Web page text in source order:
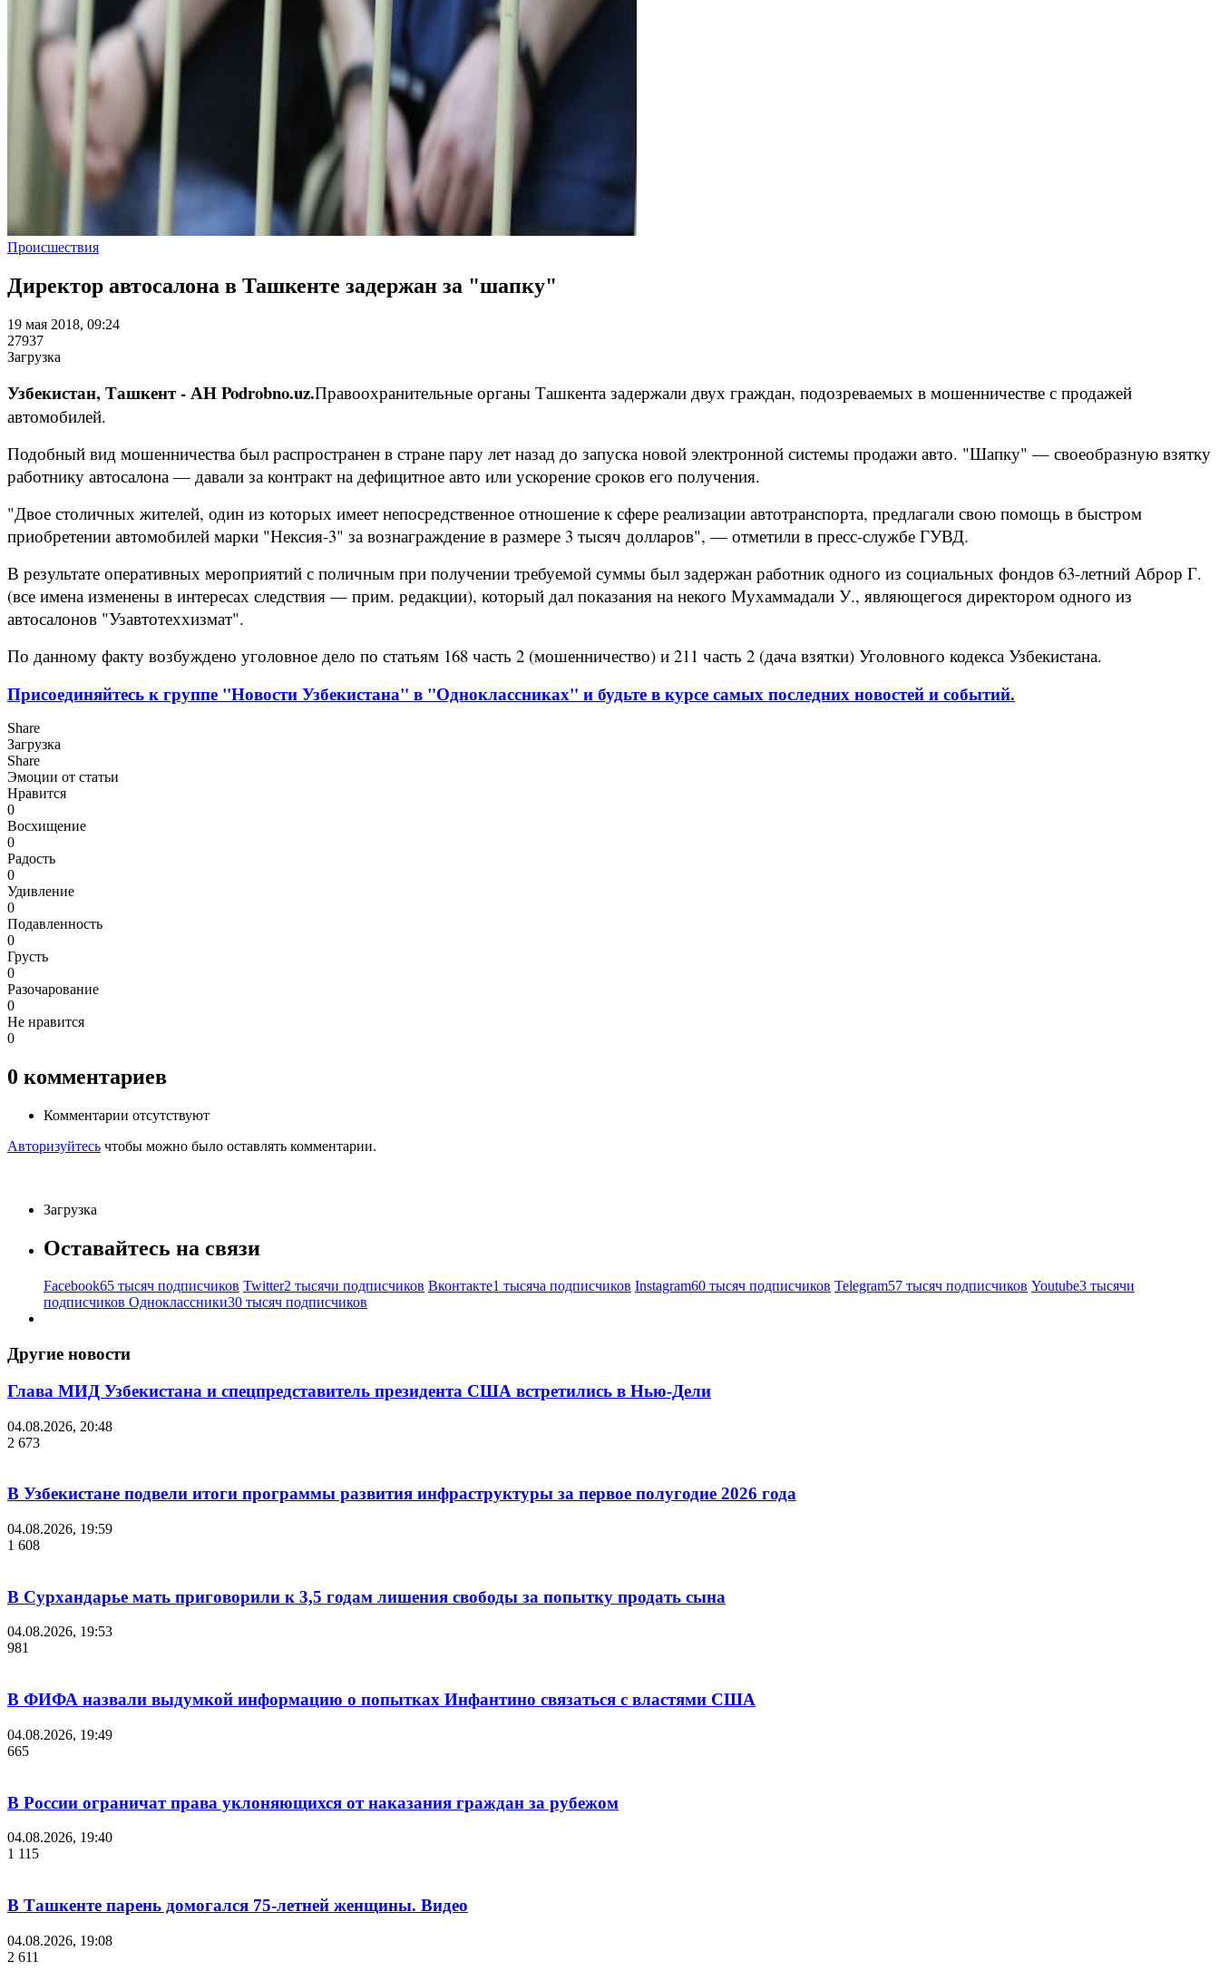
Происшествия
Директор автосалона в Ташкенте задержан за "шапку"
19 мая 2018, 09:24
27937
Загрузка
Узбекистан, Ташкент - АН Podrobno.uz.Правоохранительные органы Ташкента задержали двух граждан, подозреваемых в мошенничестве с продажей
автомобилей.
Подобный вид мошенничества был распространен в стране пару лет назад до запуска новой электронной системы продажи авто. "Шапку" — своеобразную взятку
работнику автосалона — давали за контракт на дефицитное авто или ускорение сроков его получения.
"Двое столичных жителей, один из которых имеет непосредственное отношение к сфере реализации автотранспорта, предлагали свою помощь в быстром
приобретении автомобилей марки "Нексия-3" за вознаграждение в размере 3 тысяч долларов", — отметили в пресс-службе ГУВД.
В результате оперативных мероприятий с поличным при получении требуемой суммы был задержан работник одного из социальных фондов 63-летний Аброр Г.
(все имена изменены в интересах следствия — прим. редакции), который дал показания на некого Мухаммадали У., являющегося директором одного из
автосалонов "Узавтотеххизмат".
По данному факту возбуждено уголовное дело по статьям 168 часть 2 (мошенничество) и 211 часть 2 (дача взятки) Уголовного кодекса Узбекистана.
Присоединяйтесь к группе "Новости Узбекистана" в "Одноклассниках" и будьте в курсе самых последних новостей и событий.
Share
Загрузка
Share
Эмоции от статьи
Нравится
0
Восхищение
0
Радость
0
Удивление
0
Подавленность
0
Грусть
0
Разочарование
0
Не нравится
0
0 комментариев
Комментарии отсутствуют
Авторизуйтесь чтобы можно было оставлять комментарии.
Загрузка
Оставайтесь на связи
Facebook65 тысяч подписчиков Twitter2 тысячи подписчиков Вконтакте1 тысяча подписчиков Instagram60 тысяч подписчиков Telegram57 тысяч подписчиков Youtube3 тысячи
подписчиков Одноклассники30 тысяч подписчиков
Другие новости
Глава МИД Узбекистана и спецпредставитель президента США встретились в Нью-Дели
04.08.2026, 20:48
2 673
В Узбекистане подвели итоги программы развития инфраструктуры за первое полугодие 2026 года
04.08.2026, 19:59
1 608
В Сурхандарье мать приговорили к 3,5 годам лишения свободы за попытку продать сына
04.08.2026, 19:53
981
В ФИФА назвали выдумкой информацию о попытках Инфантино связаться с властями США
04.08.2026, 19:49
665
В России ограничат права уклоняющихся от наказания граждан за рубежом
04.08.2026, 19:40
1 115
В Ташкенте парень домогался 75-летней женщины. Видео
04.08.2026, 19:08
2 611